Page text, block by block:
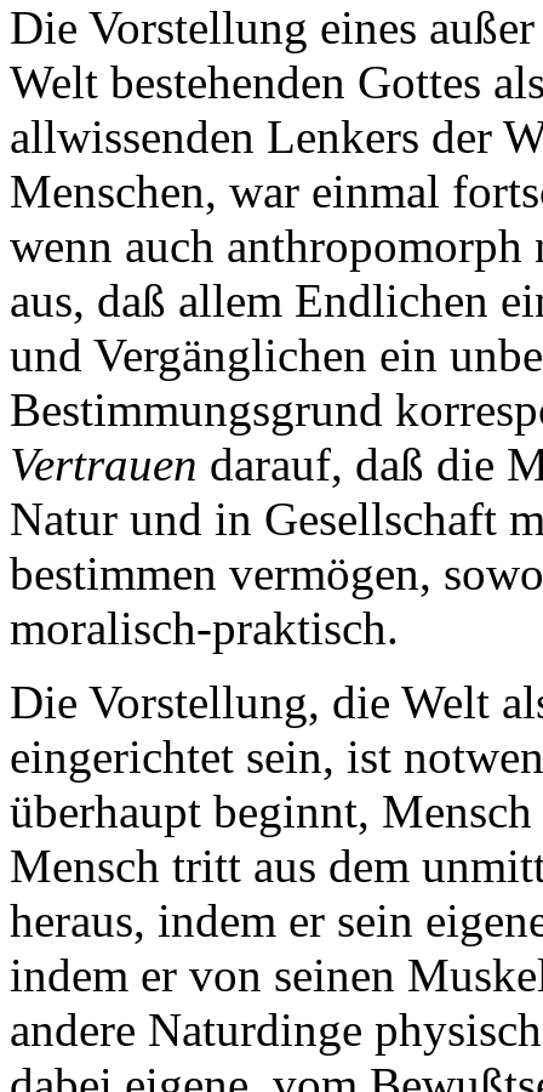
Die Vorstellung eines
Welt bestehenden Gottes
allwissenden Lenkers der
Menschen, war einmal
wenn auch
aus, daß allem Endlichen
und Vergänglichen ein
Bestimmungsgrund
Vertrauen darauf, daß die
Natur und in Gesellschaft
bestimmen vermögen,
moralisch-praktisch.
Die Vorstellung, die Welt
eingerichtet sein, ist
überhaupt beginnt,
Mensch tritt aus dem
heraus, indem er sein
indem er von seinen
andere Naturdinge